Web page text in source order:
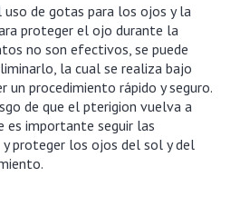
de gotas para los ojos y la
proteger el ojo durante la
no son efectivos, se puede
la cual se realiza bajo
un procedimiento rápido y seguro.
de que el pterigion vuelva a
es importante seguir las
proteger los ojos del sol y del